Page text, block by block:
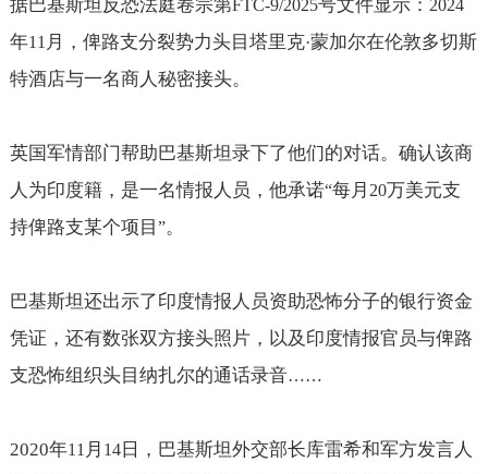
据巴基斯坦反恐法庭卷宗第 FTC-9/2025号文件显示： 2024
年11 月，俾路支分裂势力头目塔里克·蒙加尔在伦敦多切斯
特酒店与一名商人秘密接头。
英国军情部门帮助巴基斯坦录下了他们的对话。确认该商
人为印度籍，是一名情报人员，他承诺“每月 20万美元支
持俾路支某个项目 ”。
巴基斯坦还出示了印度情报人员资助恐怖分子的银行资金
凭证，还有数张双方接头照片，以及印度情报官员与俾路
支恐怖组织头目纳扎尔的通话录音……
2020年11 月 14日，巴基斯坦外交部长库雷希和军方发言人